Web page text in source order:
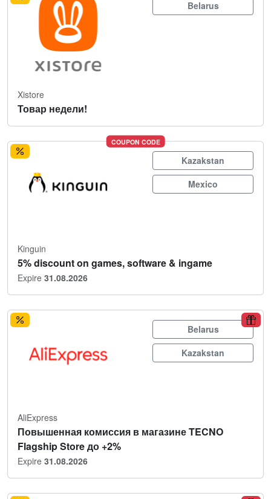
Belarus
Xistore
Товар недели!
COUPON CODE
Kazakstan
Mexico
Kinguin
5% discount on games, software & ingame
Expire 31.08.2026
Belarus
Kazakstan
AliExpress
Повышенная комиссия в магазине TECNO
Flagship Store до +2%
Expire 31.08.2026